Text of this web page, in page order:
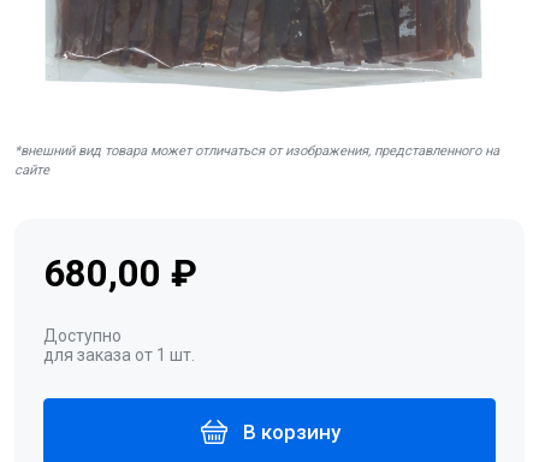
*внешний вид товара может отличаться от изображения, представленного на
сайте
680,00 ₽
Доступно
для заказа от 1 шт.
В корзину